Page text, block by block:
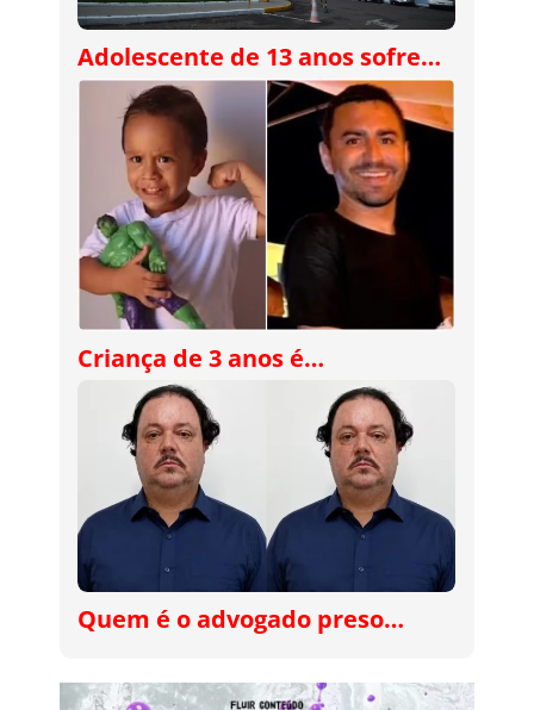
Adolescente de 13 anos sofre…
Criança de 3 anos é…
Quem é o advogado preso…